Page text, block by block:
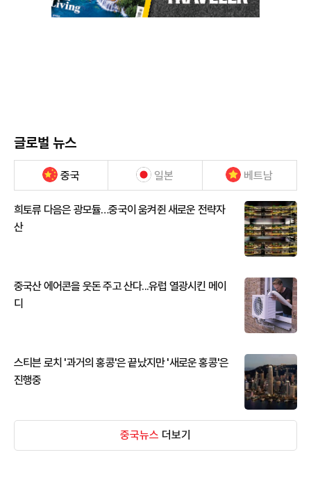
글로벌 뉴스
중국 일본 베트남
희토류 다음은 광모듈…중국이 움켜쥔 새로운 전략자
산
중국산 에어콘을 웃돈 주고 산다...유럽 열광시킨 메이
디
스티븐 로치 '과거의 홍콩'은 끝났지만 '새로운 홍콩'은
진행중
중국뉴스 더보기